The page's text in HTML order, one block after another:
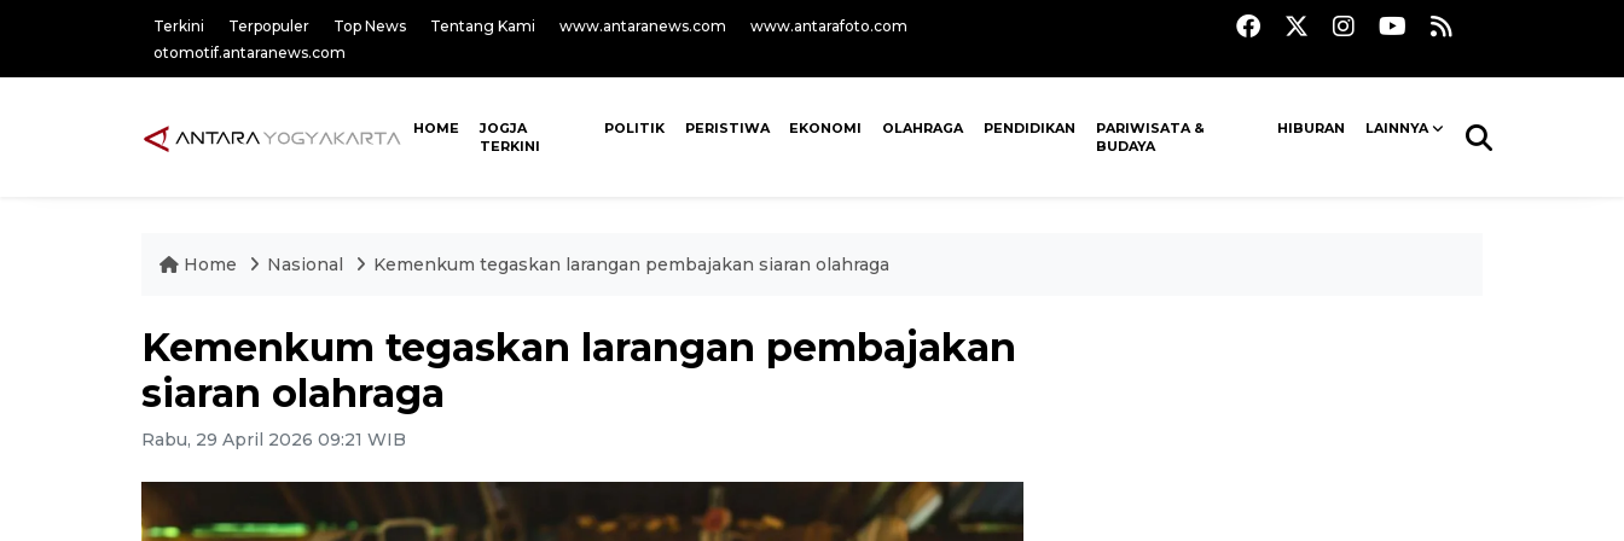
Terkini Terpopuler Top News Tentang Kami www.antaranews.com
www.antarafoto.com
otomotif.antaranews.com
HOME
JOGJA
TERKINI
POLITIK PERISTIWA EKONOMI OLAHRAGA PENDIDIKAN
PARIWISATA &
BUDAYA
HIBURAN LAINNYA
Home Nasional Kemenkum tegaskan larangan pembajakan siaran olahraga
Kemenkum tegaskan larangan pembajakan
siaran olahraga
Rabu, 29 April 2026 09:21 WIB